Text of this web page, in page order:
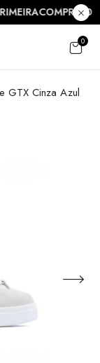
PRIMEIRACOMPRA10
0
GTX Cinza Azul